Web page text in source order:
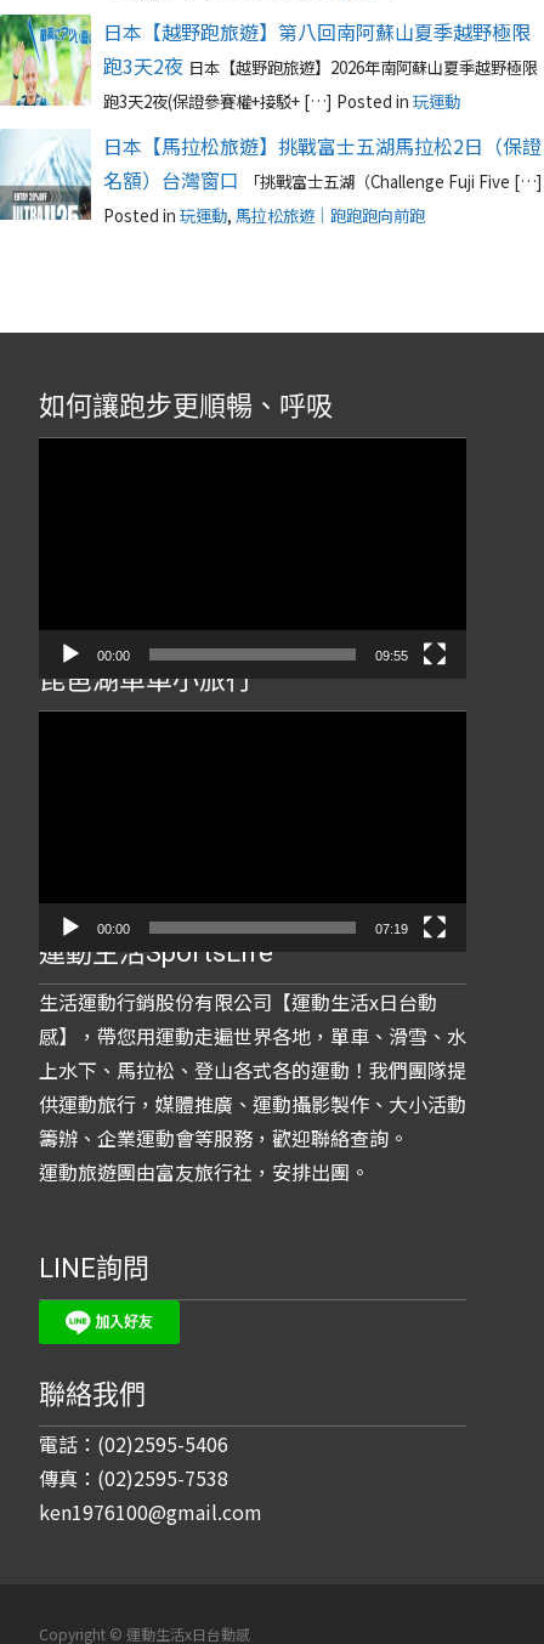
日本【越野跑旅遊】第八回南阿蘇山夏季越野極限
跑3天2夜 日本【越野跑旅遊】2026年南阿蘇山夏季越野極限
跑3天2夜(保證參賽權+接駁+ […] Posted in 玩運動
日本【馬拉松旅遊】挑戰富士五湖馬拉松2日（保證
名額）台灣窗口
「挑戰富士五湖（Challenge Fuji Five […]
Posted in 玩運動, 馬拉松旅遊｜跑跑跑向前跑
如何讓跑步更順暢、呼吸
00:00 09:55
琵琶湖單車小旅行
00:00 07:19
運動生活SportsLife
生活運動行銷股份有限公司【運動生活x日台動
感】，帶您用運動走遍世界各地，單車、滑雪、水
上水下、馬拉松、登山各式各的運動！我們團隊提
供運動旅行，媒體推廣、運動攝影製作、大小活動
籌辦、企業運動會等服務，歡迎聯絡查詢。
運動旅遊團由富友旅行社，安排出團。
LINE詢問
聯絡我們
電話：(02)2595-5406
傳真：(02)2595-7538
ken1976100@gmail.com
Copyright © 運動生活x日台動感